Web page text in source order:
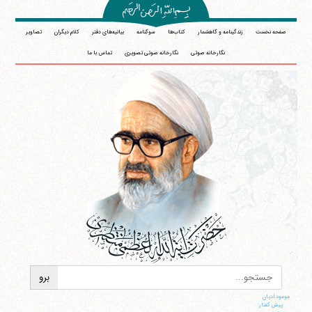
صفحه نخست زندگینامه و گاهشمار کتاب‌ها سوگنامه بیانیه‌های دفتر کلام دیگران تصاویر
نگارخانه صوتی نگارخانه صوتی تصویری تماس با ما
موعود ادیان
پیش گفتار: